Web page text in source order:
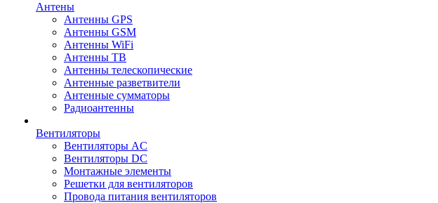
Антены
Антенны GPS
Антенны GSM
Антенны WiFi
Антенны ТВ
Антенны телескопические
Антенные разветвители
Антенные сумматоры
Радиоантенны
Вентиляторы
Вентиляторы AC
Вентиляторы DC
Монтажные элементы
Решетки для вентиляторов
Провода питания вентиляторов